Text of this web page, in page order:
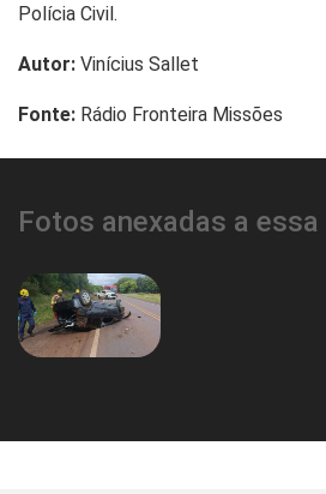
Polícia Civil.
Autor: Vinícius Sallet
Fonte: Rádio Fronteira Missões
Fotos anexadas a